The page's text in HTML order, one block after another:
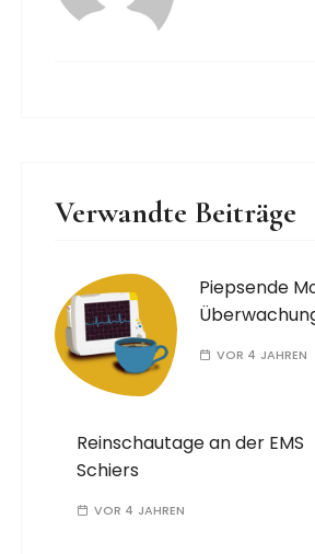
Verwandte Beiträge
Piepsende
VOR 4 JAHREN
Reinschautage an der EMS
Schiers
VOR 4 JAHREN